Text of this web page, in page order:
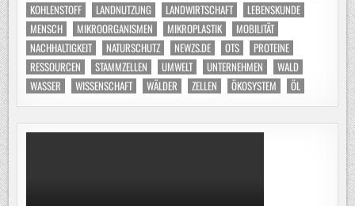
KOHLENSTOFF
LANDNUTZUNG LANDWIRTSCHAFT
LEBENSKUNDE
MENSCH
MIKROORGANISMEN MIKROPLASTIK
MOBILITÄT
NACHHALTIGKEIT
NATURSCHUTZ NEWZS.DE OTS
PROTEINE
RESSOURCEN
STAMMZELLEN UMWELT UNTERNEHMEN
WALD
WASSER
WISSENSCHAFT WÄLDER ZELLEN ÖKOSYSTEM ÖL